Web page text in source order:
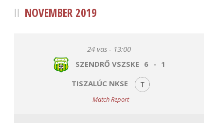
NOVEMBER 2019
24 vas - 13:00
SZENDRŐ VSZSKE 6 - 1
TISZALÚC NKSE
Match Report